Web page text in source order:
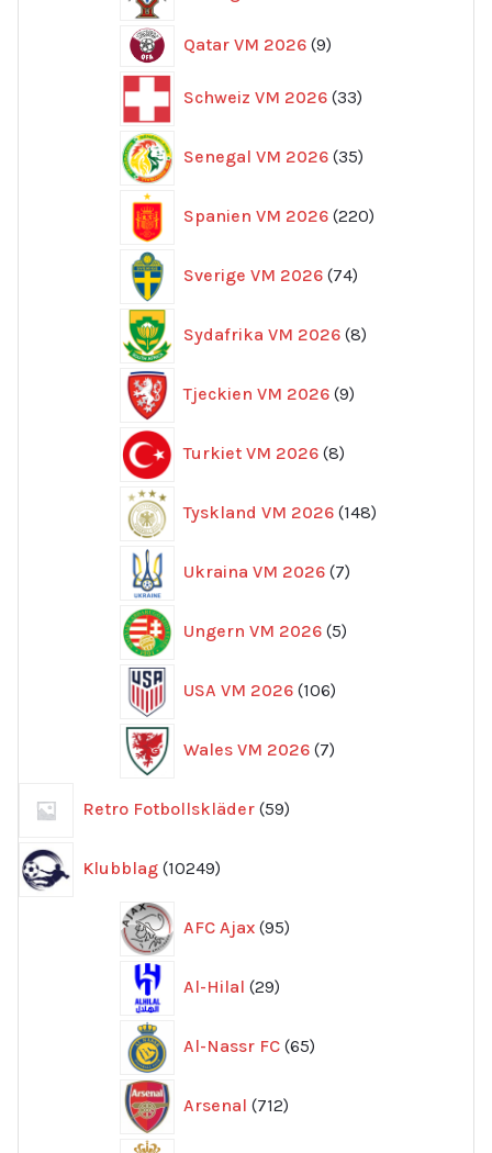
Qatar VM 2026 99
Schweiz VM 2026 33
produkter
Senegal VM 2026 35
produkter
Spanien VM 2026 220
produkter
Sverige VM 2026 74
produkter
Sydafrika VM 2026 8
produkter
Tjeckien VM 2026 9
produkter
Turkiet VM 2026 8
produkter
Tyskland VM 2026 148
produkter
Ukraina VM 2026 7
produkter
Ungern VM 2026 5
produkter
USA VM 2026 106
produkter
Wales VM 2026 7
produkter
Retro Fotbollskläder 59
produkter
Klubblag 10249
produkter
AFC Ajax 95
produkter
Al-Hilal 29
produkter
Al-Nassr FC 65
produkter
Arsenal 712
produkter